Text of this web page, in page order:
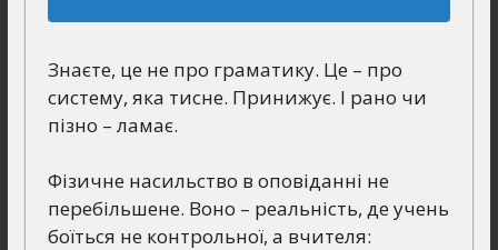
Знаєте, це не про граматику. Це – про
систему, яка тисне. Принижує. І рано чи
пізно – ламає.
Фізичне насильство в оповіданні не
перебільшене. Воно – реальність, де учень
боїться не контрольної, а вчителя: